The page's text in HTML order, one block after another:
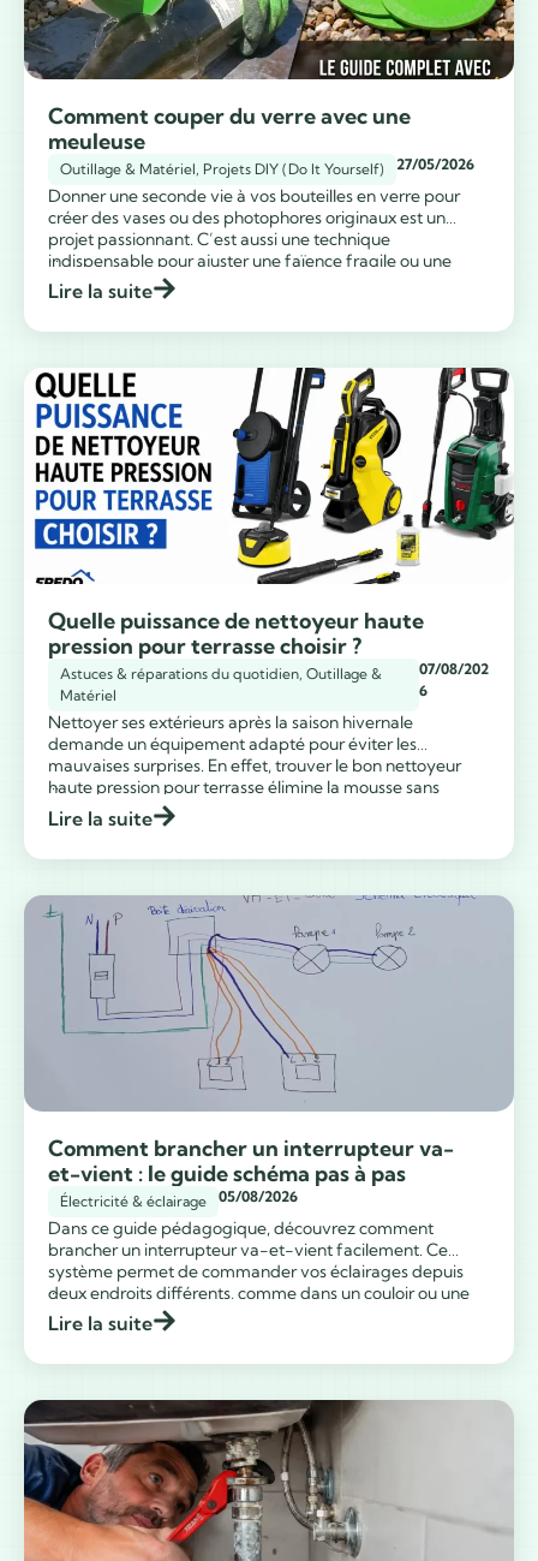
Comment couper du verre avec une
meuleuse
Outillage & Matériel Projets DIY (Do It Yourself) 27/05/2026
Donner une seconde vie à vos bouteilles en verre pour
créer des vases ou des photophores originaux est un
projet passionnant. C’est aussi une technique
indispensable pour ajuster une faïence fragile ou une
crédence en céramique lors d’une rénovation de cuisine.
Dans ce guide pratique, je vous explique comment
...
Lire la suite
Quelle puissance de nettoyeur haute
pression pour terrasse choisir ?
Astuces & réparations du quotidien, Outillage &
Matériel
07/08/202
6
Nettoyer ses extérieurs après la saison hivernale
demande un équipement adapté pour éviter les
mauvaises surprises. En effet, trouver le bon nettoyeur
haute pression pour terrasse élimine la mousse sans
détruire vos précieux revêtements. Voici mon guide
complet pour faire le bon choix sans commettre d’erreur.
...
Lire la suite
Comment brancher un interrupteur va-
et-vient : le guide schéma pas à pas
Électricité & éclairage 05/08/2026
Dans ce guide pédagogique, découvrez comment
brancher un interrupteur va-et-vient facilement. Ce
système permet de commander vos éclairages depuis
deux endroits différents, comme dans un couloir ou une
grande pièce. Grâce à un schéma électrique simple basé
sur une boîte de dérivation, vous allez maîtriser ce grand
...
Lire la suite